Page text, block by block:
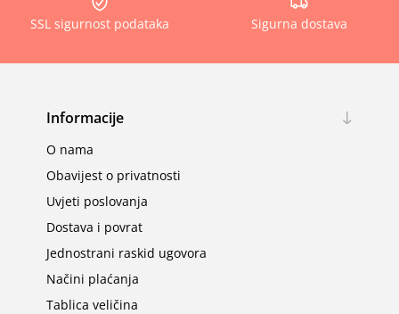
SSL sigurnost podataka Sigurna dostava
Informacije
O nama
Obavijest o privatnosti
Uvjeti poslovanja
Dostava i povrat
Jednostrani raskid ugovora
Načini plaćanja
Tablica veličina